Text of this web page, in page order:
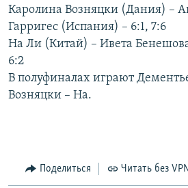
Каролина Возняцки (Дания) –
Гарригес (Испания) – 6:1, 7:6
На Ли (Китай) – Ивета
6:2
В полуфиналах играют
Возняцки – На.
Поделиться Читать без VPN